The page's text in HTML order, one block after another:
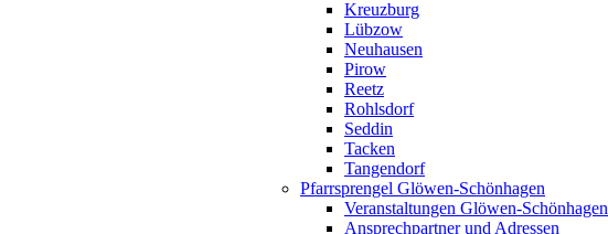
Kreuzburg
Lübzow
Neuhausen
Pirow
Reetz
Rohlsdorf
Seddin
Tacken
Tangendorf
Pfarrsprengel Glöwen-Schönhagen
Veranstaltungen Glöwen-Schönhagen
Ansprechpartner und Adressen